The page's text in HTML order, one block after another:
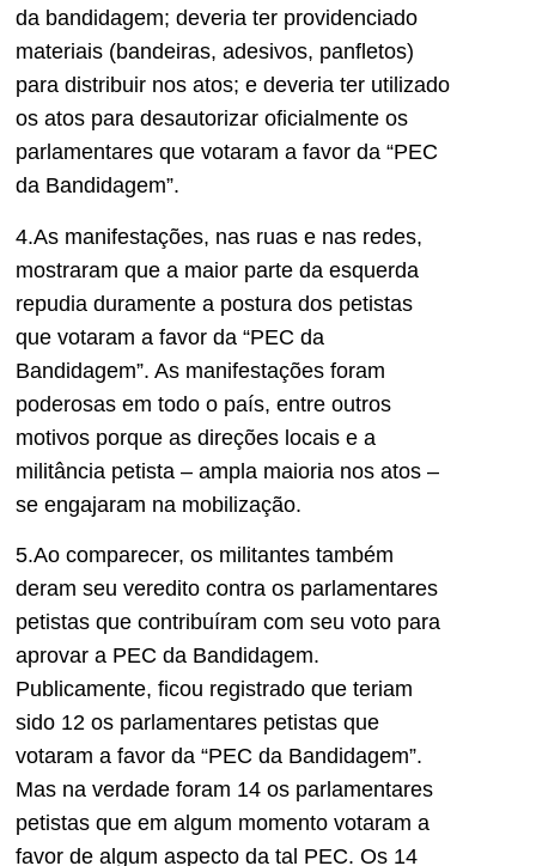
da bandidagem; deveria ter providenciado
materiais (bandeiras, adesivos, panfletos)
para distribuir nos atos; e deveria ter utilizado
os atos para desautorizar oficialmente os
parlamentares que votaram a favor da “PEC
da Bandidagem”.
4.As manifestações, nas ruas e nas redes,
mostraram que a maior parte da esquerda
repudia duramente a postura dos petistas
que votaram a favor da “PEC da
Bandidagem”. As manifestações foram
poderosas em todo o país, entre outros
motivos porque as direções locais e a
militância petista – ampla maioria nos atos –
se engajaram na mobilização.
5.Ao comparecer, os militantes também
deram seu veredito contra os parlamentares
petistas que contribuíram com seu voto para
aprovar a PEC da Bandidagem.
Publicamente, ficou registrado que teriam
sido 12 os parlamentares petistas que
votaram a favor da “PEC da Bandidagem”.
Mas na verdade foram 14 os parlamentares
petistas que em algum momento votaram a
favor de algum aspecto da tal PEC. Os 14